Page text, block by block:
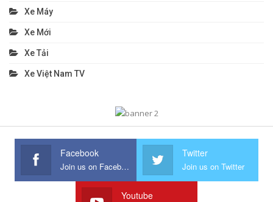
Xe Máy
Xe Mới
Xe Tải
Xe Việt Nam TV
Facebook
Join us on Facebook
Twitter
Join us on Twitter
Youtube